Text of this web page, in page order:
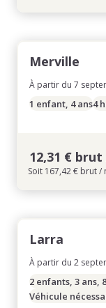
Merville
À partir du 7
1 enfant, 4 ans4
12,31 € brut
Soit 167,42 € brut /
Larra
À partir du 2
2 enfants, 3 ans,
Véhicule